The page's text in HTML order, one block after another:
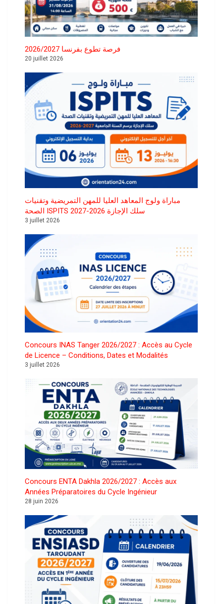
فرصة تطوع بفرنسا 2026/2027
20 juillet 2026
مباراة ولوج المعاهد العليا للمهن التمريضية وتقنيات
الصحة ISPITS سلك الإجازة 2026-2027
3 juillet 2026
Concours INAS Tanger 2026/2027 : Accès au Cycle
de Licence – Conditions, Dates et Modalités
3 juillet 2026
Concours ENTA Dakhla 2026/2027 : Accès aux
Années Préparatoires du Cycle Ingénieur
28 juin 2026